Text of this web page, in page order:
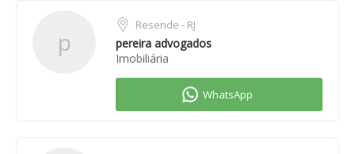
p
Resende - RJ
pereira advogados
Imobiliária